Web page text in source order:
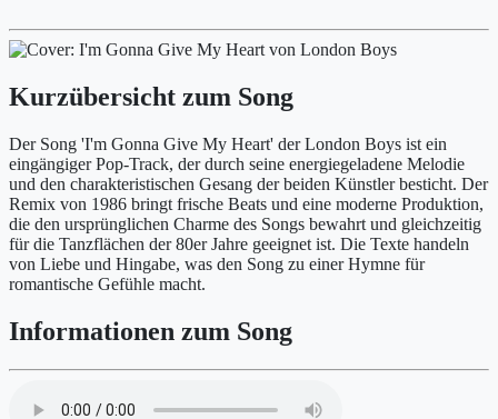
Kurzübersicht zum Song
Der Song 'I'm Gonna Give My Heart' der London Boys ist ein
eingängiger Pop-Track, der durch seine energiegeladene Melodie
und den charakteristischen Gesang der beiden Künstler besticht. Der
Remix von 1986 bringt frische Beats und eine moderne Produktion,
die den ursprünglichen Charme des Songs bewahrt und gleichzeitig
für die Tanzflächen der 80er Jahre geeignet ist. Die Texte handeln
von Liebe und Hingabe, was den Song zu einer Hymne für
romantische Gefühle macht.
Informationen zum Song